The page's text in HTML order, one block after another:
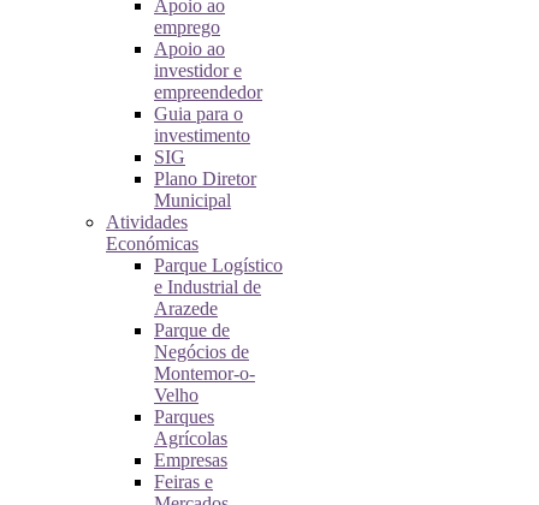
Apoio ao
emprego
Apoio ao
investidor e
empreendedor
Guia para o
investimento
SIG
Plano Diretor
Municipal
Atividades
Económicas
Parque Logístico
e Industrial de
Arazede
Parque de
Negócios de
Montemor-o-
Velho
Parques
Agrícolas
Empresas
Feiras e